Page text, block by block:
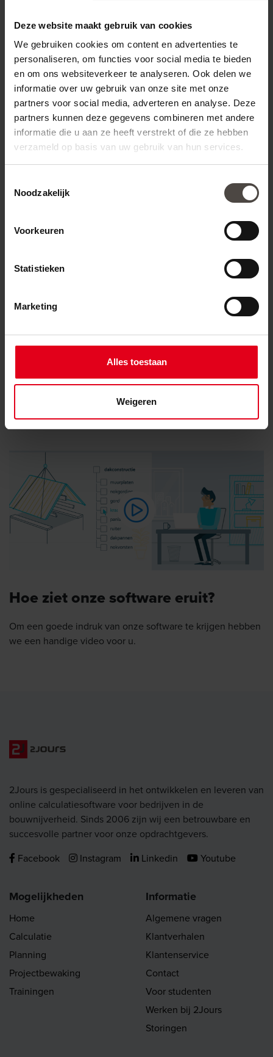
Deze website maakt gebruik van cookies
We gebruiken cookies om content en advertenties te
personaliseren, om functies voor social media te bieden
en om ons websiteverkeer te analyseren. Ook delen we
informatie over uw gebruik van onze site met onze
partners voor social media, adverteren en analyse. Deze
partners kunnen deze gegevens combineren met andere
informatie die u aan ze heeft verstrekt of die ze hebben
verzameld op basis van uw gebruik van hun services.
Noodzakelijk
Voorkeuren
Statistieken
Marketing
Alles toestaan
Weigeren
Uw bericht
Door het versturen van het formulier verklaart u akkoord te
gaan met het opslaan en verwerken van de door u
Hoe ziet onze software eruit?
Om een goede indruk van onze software te krijgen hebben
we een handige video voor u.
2Jours is gespecialiseerd in het ontwikkelen en leveren van
online calculatiesoftware voor bedrijven in de
bouwnijverheid. Sinds 2006 zijn wij een betrouwbare en
succesvolle partner voor onze opdrachtgevers.
Facebook
Instagram Linkedin Youtube
Mogelijkheden
Home
Calculatie
Planning
Projectbewaking
Trainingen
Informatie
Algemene vragen
Klantverhalen
Klantenservice
Contact
Voor studenten
Werken bij 2Jours
Storingen